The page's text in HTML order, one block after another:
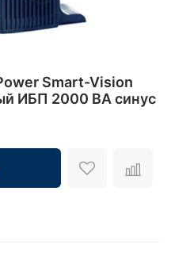
Smart-Vision
ИБП 2000 ВА синус